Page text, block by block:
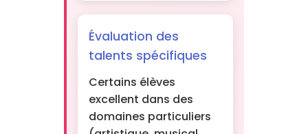
Évaluation des
talents spécifiques
Certains élèves
excellent dans des
domaines particuliers